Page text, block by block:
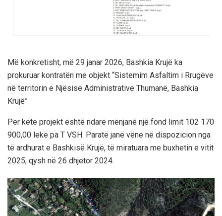
Më konkretisht, më 29 janar 2026, Bashkia Krujë ka
prokuruar kontratën me objekt “Sistemim Asfaltim i Rrugëve
në territorin e Njësisë Administrative Thumanë, Bashkia
Krujë”
Për këtë projekt është ndarë mënjanë një fond limit 102 170
900,00 lekë pa T VSH. Paratë janë vënë në dispozicion nga
të ardhurat e Bashkisë Krujë, të miratuara me buxhetin e vitit
2025, qysh në 26 dhjetor 2024.